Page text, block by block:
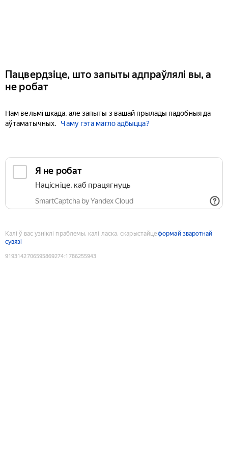
Пацвердзіце, што запыты адпраўлялі вы, а
не робат
Нам вельмі шкада, але запыты з вашай прылады падобныя да
аўтаматычных.
Чаму гэта магло адбыцца?
Я не робат
Націсніце, каб працягнуць
SmartCaptcha by Yandex Cloud
Калі ў вас узніклі праблемы, калі ласка, скарыстайцеформай зваротнай
сувязі
9193142706595869274:1786255943